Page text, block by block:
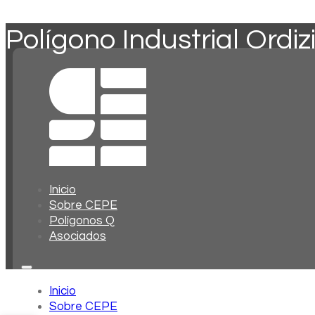
Inicio
Sobre CEPE
Polígonos Q
Asociados
Inicio
Sobre CEPE
Polígono Industrial